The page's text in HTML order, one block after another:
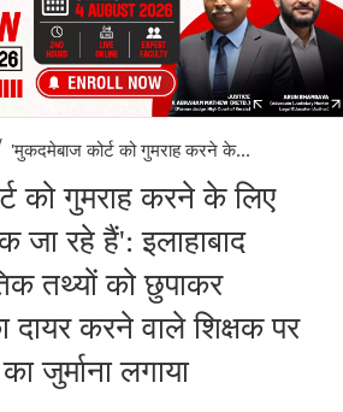
'मुकदमेबाज कोर्ट को गुमराह करने के...
को गुमराह करने के लिए
जा रहे हैं': इलाहाबाद
तथ्यों को छुपाकर
दायर करने वाले शिक्षक पर
जुर्माना लगाया